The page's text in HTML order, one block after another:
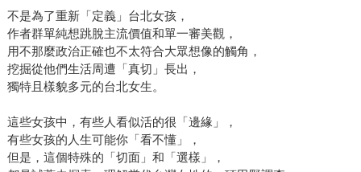
不是為了重新「定義」台北女孩，
作者群單純想跳脫主流價值和單一審美觀，
用不那麼政治正確也不太符合大眾想像的觸角，
挖掘從他們生活周遭「真切」長出，
獨特且樣貌多元的台北女生。
這些女孩中，有些人看似活的很「邊緣」，
有些女孩的人生可能你「看不懂」，
但是，這個特殊的「切面」和「選樣」，